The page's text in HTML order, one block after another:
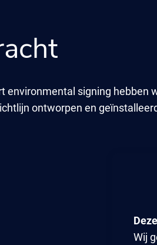
environmental signing hebben
ontworpen en
Wij